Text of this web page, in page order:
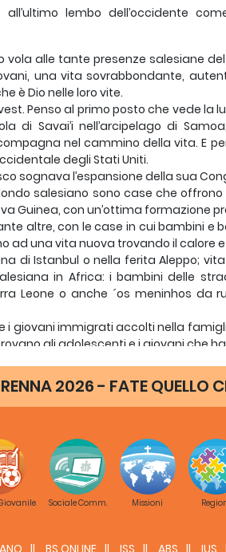
all’ultimo lembo dell’occidente
vola alle tante presenze salesiane
una vita sovrabbondante,
è Dio nelle loro vite.
Penso al primo posto che vede la
di Savai’i nell’arcipelago di
nel cammino della vita. E
degli Stati Uniti.
sognava l’espansione della sua
salesiano sono case che
Guinea, con un’ottima formazione
altre, con le case in cui bambini
ad una vita nuova trovando il calore
di Istanbul o nella ferita Aleppo;
in Africa: i bambini delle
Leone o anche ´os meninhos da
i giovani immigrati accolti nella
gli adolescenti e i giovani che
fratelli e sorelle semplicemente
la celebrazione della Pasqua. Non
che risuscita Gesù. Ma non
sua gente, soprattutto i più
la strada della risurrezione.
infondendo in noi la sua energia
il “cuore del nostro mondo”.
permettiamo che queste cose
offrire vita e vita abbondante,
2026 - FATE QUELLO
Sociale Comm. Missioni